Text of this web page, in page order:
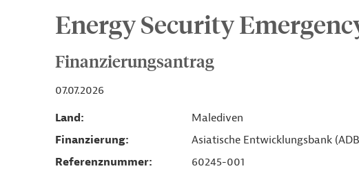
Energy Security
Finanzierungsantrag
07.07.2026
Land
Malediven
Finanzierung
Asiatische Entwicklungsbank
Referenznummer
60245-001